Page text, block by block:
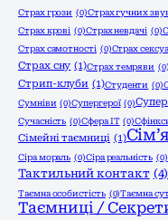
Страх грози (0)Страх гучних
Страх крові (0)Страх невдачі (0)
Страх самотності (0)Страх
Страх сну (1)Страх темряви (0)
Стрип-клуби (1)Студенти (0)
Сумніви (0)Супергерої (0)
Сучасність (0)Сфера ІТ (0)
Сімейні таємниці (1)
Сіра мораль (0)Сіра реальність (0)
Тактильний контакт (4)
Таємна особистість (0)Таємна
Таємниці /